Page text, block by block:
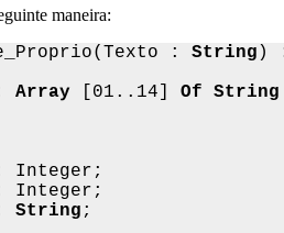
maneira:
: String )
Array [01..14] Of String
Integer;
String